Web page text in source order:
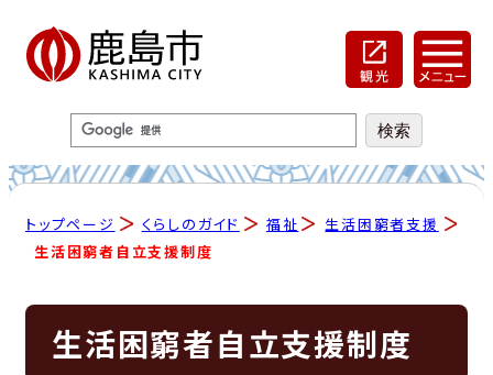
トップページ くらしのガイド 福祉
生活困窮者支援
生活困窮者自立支援制度
生活困窮者自立支援制度